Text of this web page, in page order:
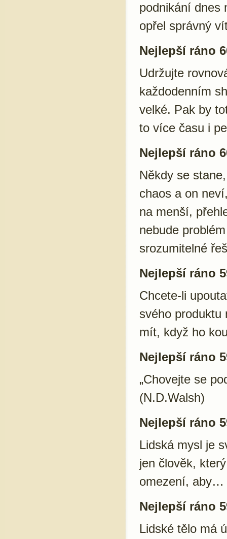
podnikání dnes
opřel správný
Nejlepší ráno
Udržujte
každodenním
velké. Pak by
to více času i
Nejlepší ráno
Někdy se
chaos a on
na menší,
nebude
srozumitelné
Nejlepší ráno
Chcete-li
svého produktu
mít, když ho
Nejlepší ráno
„Chovejte se
(N.D.Walsh)
Nejlepší ráno
Lidská mysl je
jen člověk,
omezení, aby…
Nejlepší ráno
Lidské tělo má